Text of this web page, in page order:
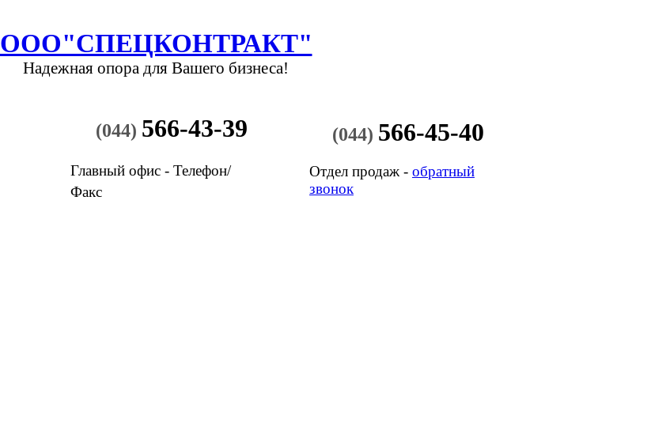
ООО"СПЕЦКОНТРАКТ"
Надежная опора для Вашего бизнеса!
(044) 566-43-39
Главный офис - Телефон/
Факс
(044) 566-45-40
Отдел продаж - обратный
звонок